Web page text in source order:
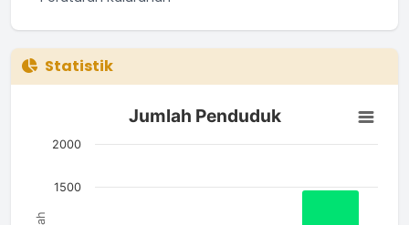
Statistik
Jumlah Penduduk
Bar chart with 3 bars.
The chart has 1 X axis displaying categories.
Jumlah Penduduk
1500
2000